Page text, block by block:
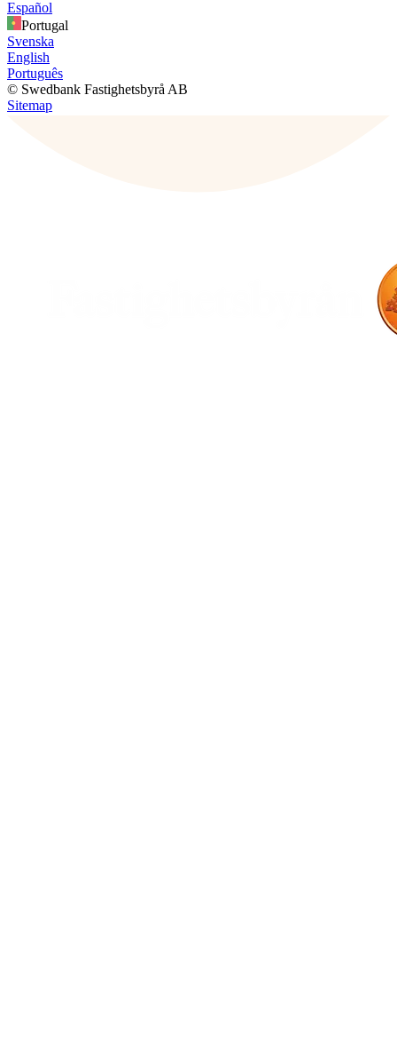
Español
Portugal
Svenska
English
Português
© Swedbank Fastighetsbyrå AB
Sitemap